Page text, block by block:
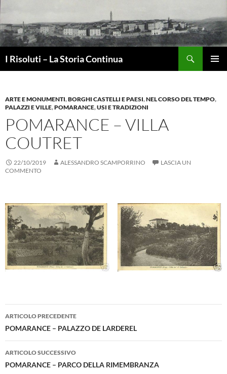
Vai
contenuto
I Risoluti – La Storia Continua
ARTE E MONUMENTI,BORGHI CASTELLI E PAESI,NEL CORSO DEL TEMPO,
PALAZZI E VILLE,POMARANCE,USI E TRADIZIONI
POMARANCE – VILLA
COUTRET
22/10/2019 ALESSANDRO SCAMPORRINO
LASCIA UN
COMMENTO
Navigazione
articolo
ARTICOLO PRECEDENTE
POMARANCE – PALAZZO DE LARDEREL
ARTICOLO SUCCESSIVO
POMARANCE – PARCO DELLA RIMEMBRANZA